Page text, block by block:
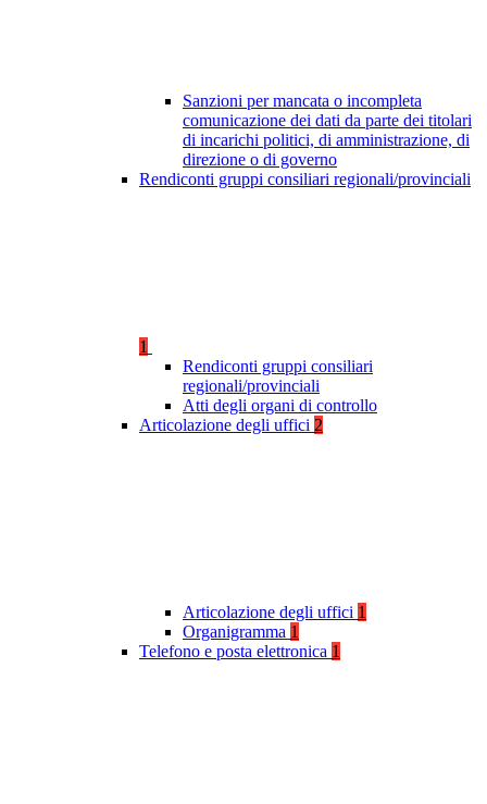
Sanzioni per mancata o incompleta
comunicazione dei dati da parte dei titolari
di incarichi politici, di amministrazione, di
direzione o di governo
Rendiconti gruppi consiliari regionali/provinciali
1
Rendiconti gruppi consiliari
regionali/provinciali
Atti degli organi di controllo
Articolazione degli uffici 2
Articolazione degli uffici 1
Organigramma 1
Telefono e posta elettronica 1